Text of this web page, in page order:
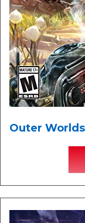
Outer